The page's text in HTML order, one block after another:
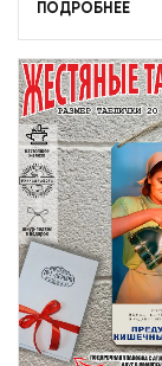
ПОДРОБНЕЕ